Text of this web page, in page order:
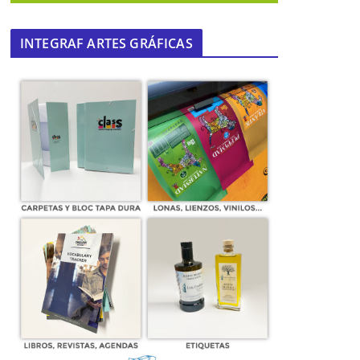
INTEGRAF ARTES GRÁFICAS